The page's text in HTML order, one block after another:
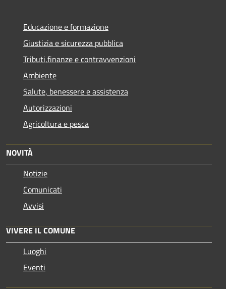
Educazione e formazione
Giustizia e sicurezza pubblica
Tributi,finanze e contravvenzioni
Ambiente
Salute, benessere e assistenza
Autorizzazioni
Agricoltura e pesca
NOVITÀ
Notizie
Comunicati
Avvisi
VIVERE IL COMUNE
Luoghi
Eventi